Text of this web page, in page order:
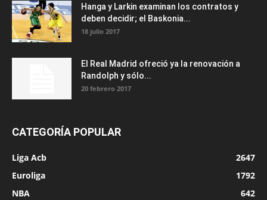
Hanga y Larkin examinan los contratos y
deben decidir; el Baskonia...
18 julio 2017
El Real Madrid ofreció ya la renovación a
Randolph y sólo...
20 febrero 2017
CATEGORÍA POPULAR
Liga Acb
2647
Euroliga
1792
NBA
642